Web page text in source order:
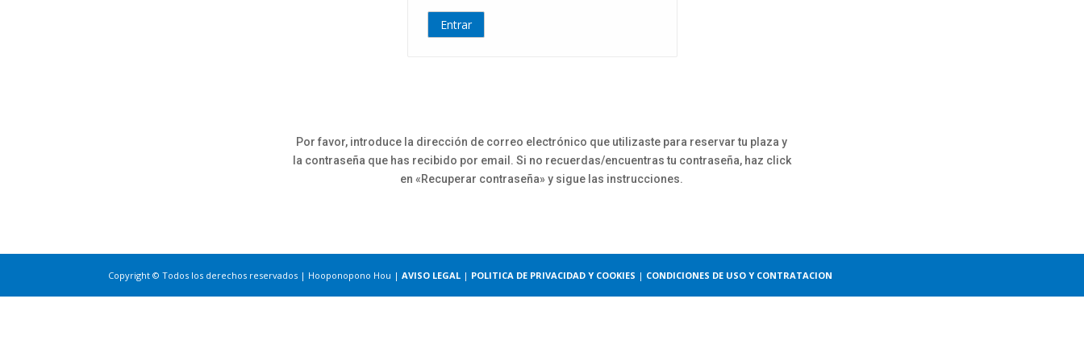
Entrar
Por favor, introduce la dirección de correo electrónico que utilizaste para reservar tu plaza y
la contraseña que has recibido por email. Si no recuerdas/encuentras tu contraseña, haz click
en «Recuperar contraseña» y sigue las instrucciones.
Copyright © Todos los derechos reservados | Hooponopono Hou | AVISO LEGAL | POLITICA DE PRIVACIDAD Y COOKIES | CONDICIONES DE USO Y CONTRATACION